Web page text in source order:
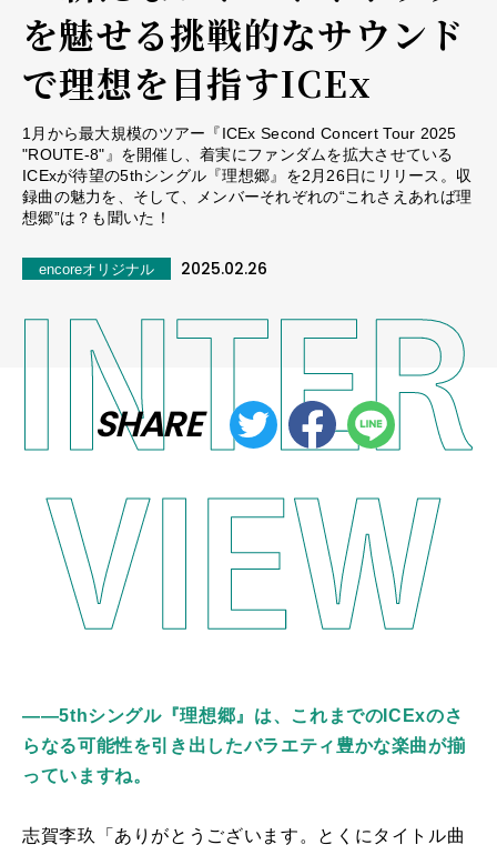
を魅せる挑戦的なサウンド
で理想を目指すICEx
1月から最大規模のツアー『ICEx Second Concert Tour 2025
"ROUTE-8"』を開催し、着実にファンダムを拡大させている
ICExが待望の5thシングル『理想郷』を2月26日にリリース。収
録曲の魅力を、そして、メンバーそれぞれの“これさえあれば理
想郷”は？も聞いた！
encoreオリジナル 2025.02.26
SHARE
――5thシングル『理想郷』は、これまでのICExのさ
らなる可能性を引き出したバラエティ豊かな楽曲が揃
っていますね。
志賀李玖「ありがとうございます。とくにタイトル曲